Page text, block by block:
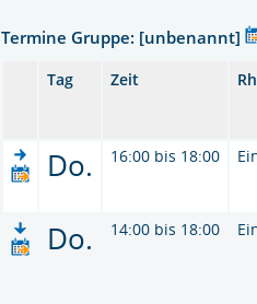
Termine Gruppe: [unbenannt]
Tag Zeit
Do. 16:00 bis 18:00
Do. 14:00 bis 18:00